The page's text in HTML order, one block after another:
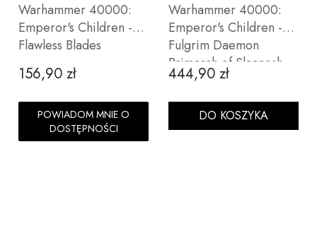
Warhammer 40000:
Emperor's Children -
Flawless Blades
Cena
156,90 zł
POWIADOM MNIE O
DOSTĘPNOŚCI
Warhammer 40000:
Emperor's Children -
Fulgrim Daemon
Primarch of Slaanesh
Cena
444,90 zł
DO KOSZYKA